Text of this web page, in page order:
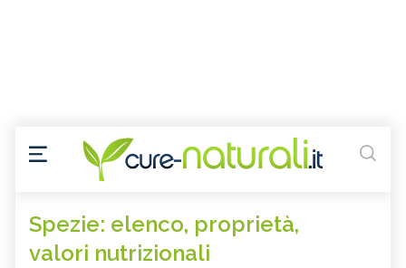
Spezie: elenco, proprietà,
valori nutrizionali